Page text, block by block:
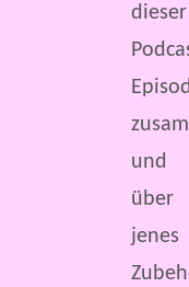
dieser
und
über
jenes